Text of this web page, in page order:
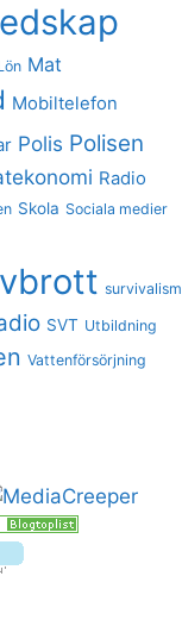
Mat
Mobiltelefon
Polis Polisen
Radio
Skola Sociala medier
survivalism
SVT Utbildning
Vattenförsörjning